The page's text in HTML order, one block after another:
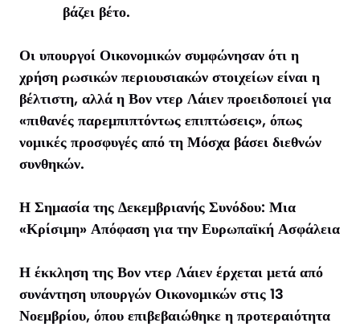
βάζει βέτο.
Οι υπουργοί Οικονομικών συμφώνησαν ότι η
χρήση ρωσικών περιουσιακών στοιχείων είναι η
βέλτιστη, αλλά η Βον ντερ Λάιεν προειδοποιεί για
«πιθανές παρεμπιπτόντως επιπτώσεις», όπως
νομικές προσφυγές από τη Μόσχα βάσει διεθνών
συνθηκών.
Η Σημασία της Δεκεμβριανής Συνόδου: Μια
«Κρίσιμη» Απόφαση για την Ευρωπαϊκή Ασφάλεια
Η έκκληση της Βον ντερ Λάιεν έρχεται μετά από
συνάντηση υπουργών Οικονομικών στις 13
Νοεμβρίου, όπου επιβεβαιώθηκε η προτεραιότητα